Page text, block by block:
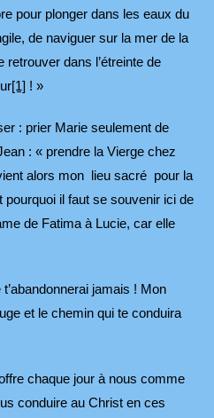
pour plonger dans les eaux du
de naviguer sur la mer de la
dans l’étreinte de
[1] ! »
: prier Marie seulement de
: « prendre la Vierge chez
alors mon lieu sacré pour la
pourquoi il faut se souvenir ici de
de Fatima à Lucie, car elle
jamais ! Mon
et le chemin qui te conduira
chaque jour à nous comme
conduire au Christ en ces